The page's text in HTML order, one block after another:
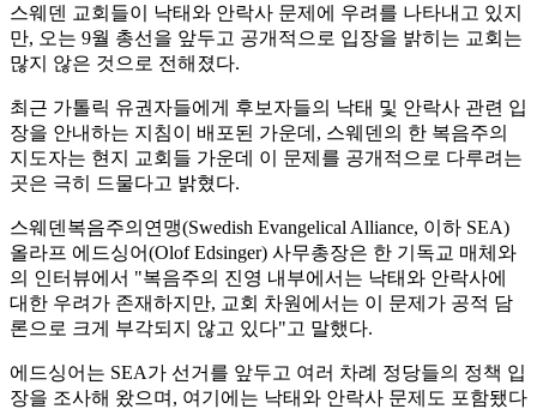
스웨덴 교회들이 낙태와 안락사 문제에 우려를 나타내고 있지
만, 오는 9월 총선을 앞두고 공개적으로 입장을 밝히는 교회는
많지 않은 것으로 전해졌다.
최근 가톨릭 유권자들에게 후보자들의 낙태 및 안락사 관련 입
장을 안내하는 지침이 배포된 가운데, 스웨덴의 한 복음주의
지도자는 현지 교회들 가운데 이 문제를 공개적으로 다루려는
곳은 극히 드물다고 밝혔다.
스웨덴복음주의연맹(Swedish Evangelical Alliance, 이하 SEA)
올라프 에드싱어(Olof Edsinger) 사무총장은 한 기독교 매체와
의 인터뷰에서 "복음주의 진영 내부에서는 낙태와 안락사에
대한 우려가 존재하지만, 교회 차원에서는 이 문제가 공적 담
론으로 크게 부각되지 않고 있다"고 말했다.
에드싱어는 SEA가 선거를 앞두고 여러 차례 정당들의 정책 입
장을 조사해 왔으며, 여기에는 낙태와 안락사 문제도 포함됐다